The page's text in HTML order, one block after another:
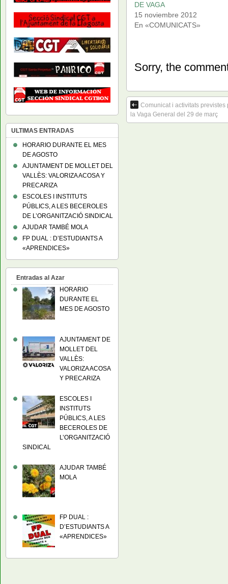
DE VAGA
15 noviembre 2012
En «COMUNICATS»
Sorry, the
Comunicat i activitats
la Vaga General del 29 de març
ULTIMAS ENTRADAS
HORARIO DURANTE EL MES
DE AGOSTO
AJUNTAMENT DE MOLLET DEL
VALLÈS: VALORIZA ACOSA Y
PRECARIZA
ESCOLES I INSTITUTS
PÚBLICS, A LES BECEROLES
DE L’ORGANITZACIÓ SINDICAL
AJUDAR TAMBÉ MOLA
FP DUAL : D’ESTUDIANTS A
«APRENDICES»
Entradas al Azar
HORARIO
DURANTE EL
MES DE AGOSTO
AJUNTAMENT DE
MOLLET DEL
VALLÈS:
VALORIZA ACOSA
Y PRECARIZA
ESCOLES I
INSTITUTS
PÚBLICS, A LES
BECEROLES DE
L’ORGANITZACIÓ
SINDICAL
AJUDAR TAMBÉ
MOLA
FP DUAL :
D’ESTUDIANTS A
«APRENDICES»